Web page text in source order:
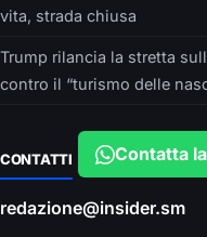
vita, strada chiusa
Trump rilancia la stretta
contro il “turismo delle
CONTATTI Contatta
redazione@insider.sm